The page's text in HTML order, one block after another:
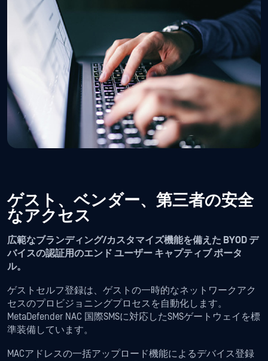
ゲスト、ベンダー、第三者の安全
なアクセス
広範なブランディング/カスタマイズ機能を備えた BYOD デ
バイスの認証用のエンド ユーザー キャプティブ ポータ
ル。
ゲストセルフ登録は、ゲストの一時的なネットワークアク
セスのプロビジョニングプロセスを自動化します。
MetaDefender NAC 国際SMSに対応したSMSゲートウェイを標
準装備しています。
MACアドレスの一括アップロード機能によるデバイス登録